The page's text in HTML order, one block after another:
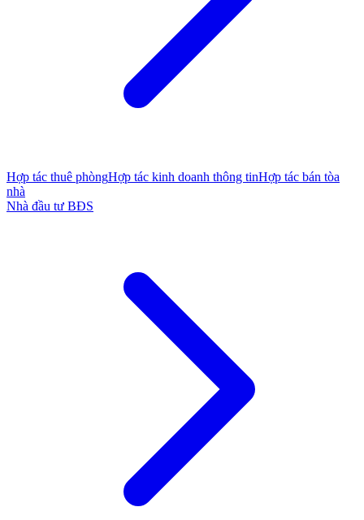
Hợp tác thuê phòngHợp tác kinh doanh thông tinHợp tác bán tòa
nhà
Nhà đầu tư BĐS